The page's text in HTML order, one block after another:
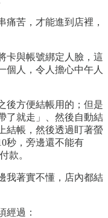
痛苦，才能進到店裡，
卡與帳號綁定人臉，這
個人，令人擔心中午人
後方便結帳用的；但是
了就走」、然後自動結
結帳，然後透過盯著螢
秒，旁邊還不能有
款。
我著實不懂，店內都結
經過：